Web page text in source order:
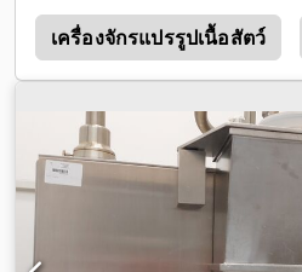
เครื่องจักรแปรรูปเนื้อสัตว์